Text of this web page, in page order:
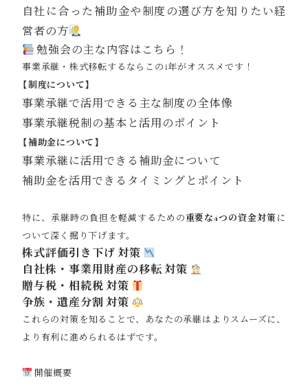
自社に合った補助金や制度の選び方を知りたい経
営者の方
勉強会の主な内容はこちら！
事業承継・株式移転するならこの1年がオススメです！
【制度について】
事業承継で活用できる主な制度の全体像
事業承継税制の基本と活用のポイント
【補助金について】
事業承継に活用できる補助金について
補助金を活用できるタイミングとポイント
特に、承継時の負担を軽減するための重要な4つの資金対策 に
ついて深く掘り下げます。
株式評価引き下げ 対策
自社株・事業用財産の移転 対策
贈与税・相続税 対策
争族・遺産分割 対策
これらの対策を知ることで、あなたの承継はよりスムーズに、
より有利に進められるはずです。
開催概要